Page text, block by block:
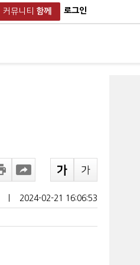
커뮤니티 함께 로그인
2024-02-21 16:06:53